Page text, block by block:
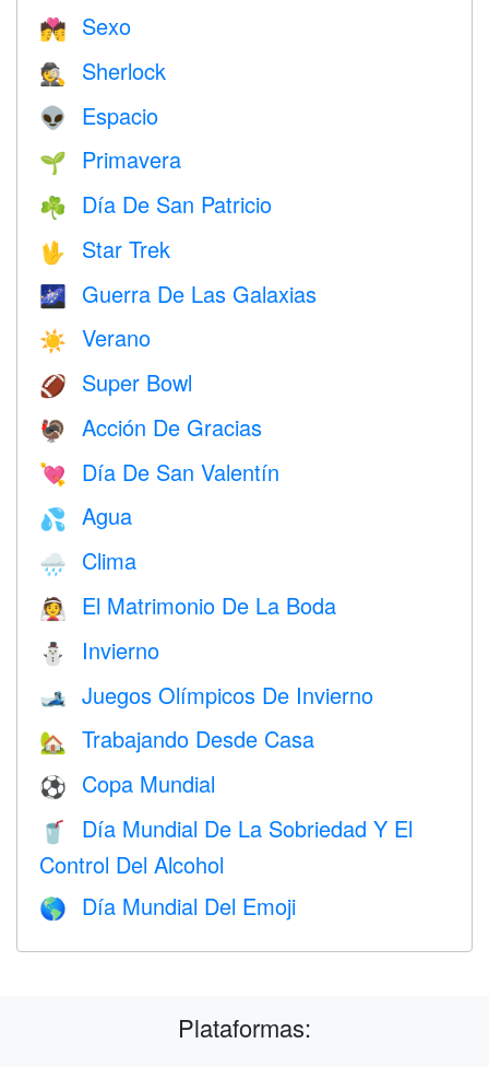
💏 Sexo
🕵️ Sherlock
👽 Espacio
🌱 Primavera
☘️ Día De San Patricio
🖖 Star Trek
🌌 Guerra De Las Galaxias
☀️ Verano
🏈 Super Bowl
🦃 Acción De Gracias
💘 Día De San Valentín
💦 Agua
🌧 Clima
👰 El Matrimonio De La Boda
⛄ Invierno
🎿 Juegos Olímpicos De Invierno
🏡 Trabajando Desde Casa
⚽ Copa Mundial
🥤
Día Mundial De La Sobriedad Y El
Control Del Alcohol
🌎 Día Mundial Del Emoji
Plataformas: